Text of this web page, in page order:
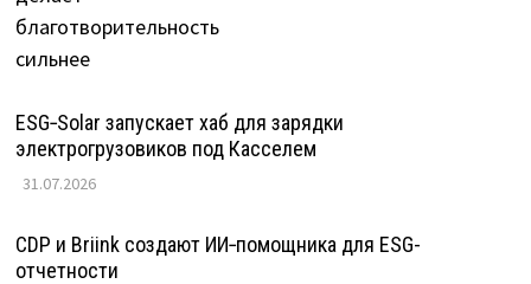
ESG‑Solar запускает хаб для зарядки
электрогрузовиков под Касселем
31.07.2026
CDP и Briink создают ИИ‑помощника для ESG-
отчетности